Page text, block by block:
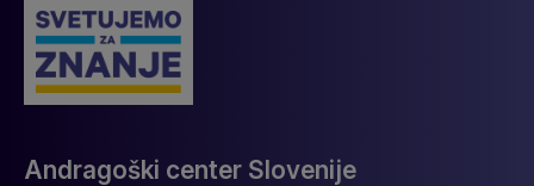
Andragoški center Slovenije